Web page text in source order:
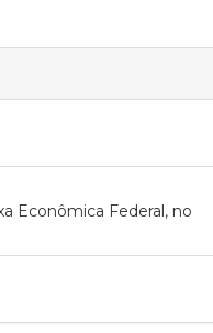
Econômica Federal, no